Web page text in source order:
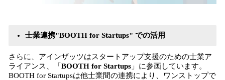
士業連携"BOOTH for Startups" での活用
さらに、アインザッツはスタートアップ支援のための士業ア
ライアンス、「 BOOTH for Startups 」に参画しています。
BOOTH for Startupsは他士業間の連携により、ワンストップで